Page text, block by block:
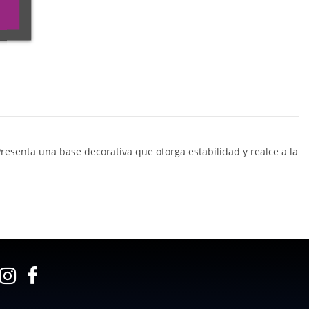
una base decorativa que otorga estabilidad y realce a la